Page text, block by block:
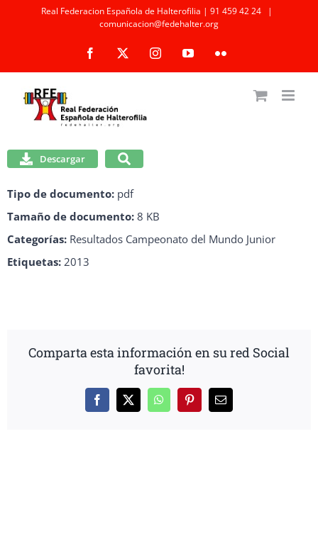
Real Federacion Española de Halterofilia | 91 459 42 24
|
comunicacion@fedehalter.org
Facebook InstagramYouTubeFlickr
Descargar
Tipo de documento: pdf
Tamaño de documento: 8 KB
Categorías: Resultados Campeonato del Mundo Junior
Etiquetas: 2013
Comparta esta información en su red Social
favorita!
Facebook
X WhatsAppPinterestCorreo